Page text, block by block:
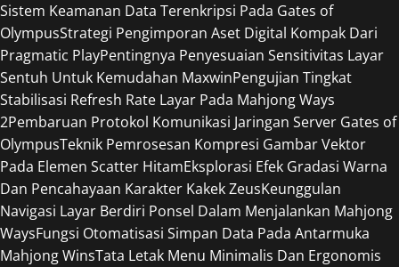
Sistem Keamanan Data Terenkripsi Pada Gates of
OlympusStrategi Pengimporan Aset Digital Kompak Dari
Pragmatic PlayPentingnya Penyesuaian Sensitivitas Layar
Sentuh Untuk Kemudahan MaxwinPengujian Tingkat
Stabilisasi Refresh Rate Layar Pada Mahjong Ways
2Pembaruan Protokol Komunikasi Jaringan Server Gates of
OlympusTeknik Pemrosesan Kompresi Gambar Vektor
Pada Elemen Scatter HitamEksplorasi Efek Gradasi Warna
Dan Pencahayaan Karakter Kakek ZeusKeunggulan
Navigasi Layar Berdiri Ponsel Dalam Menjalankan Mahjong
WaysFungsi Otomatisasi Simpan Data Pada Antarmuka
Mahjong WinsTata Letak Menu Minimalis Dan Ergonomis